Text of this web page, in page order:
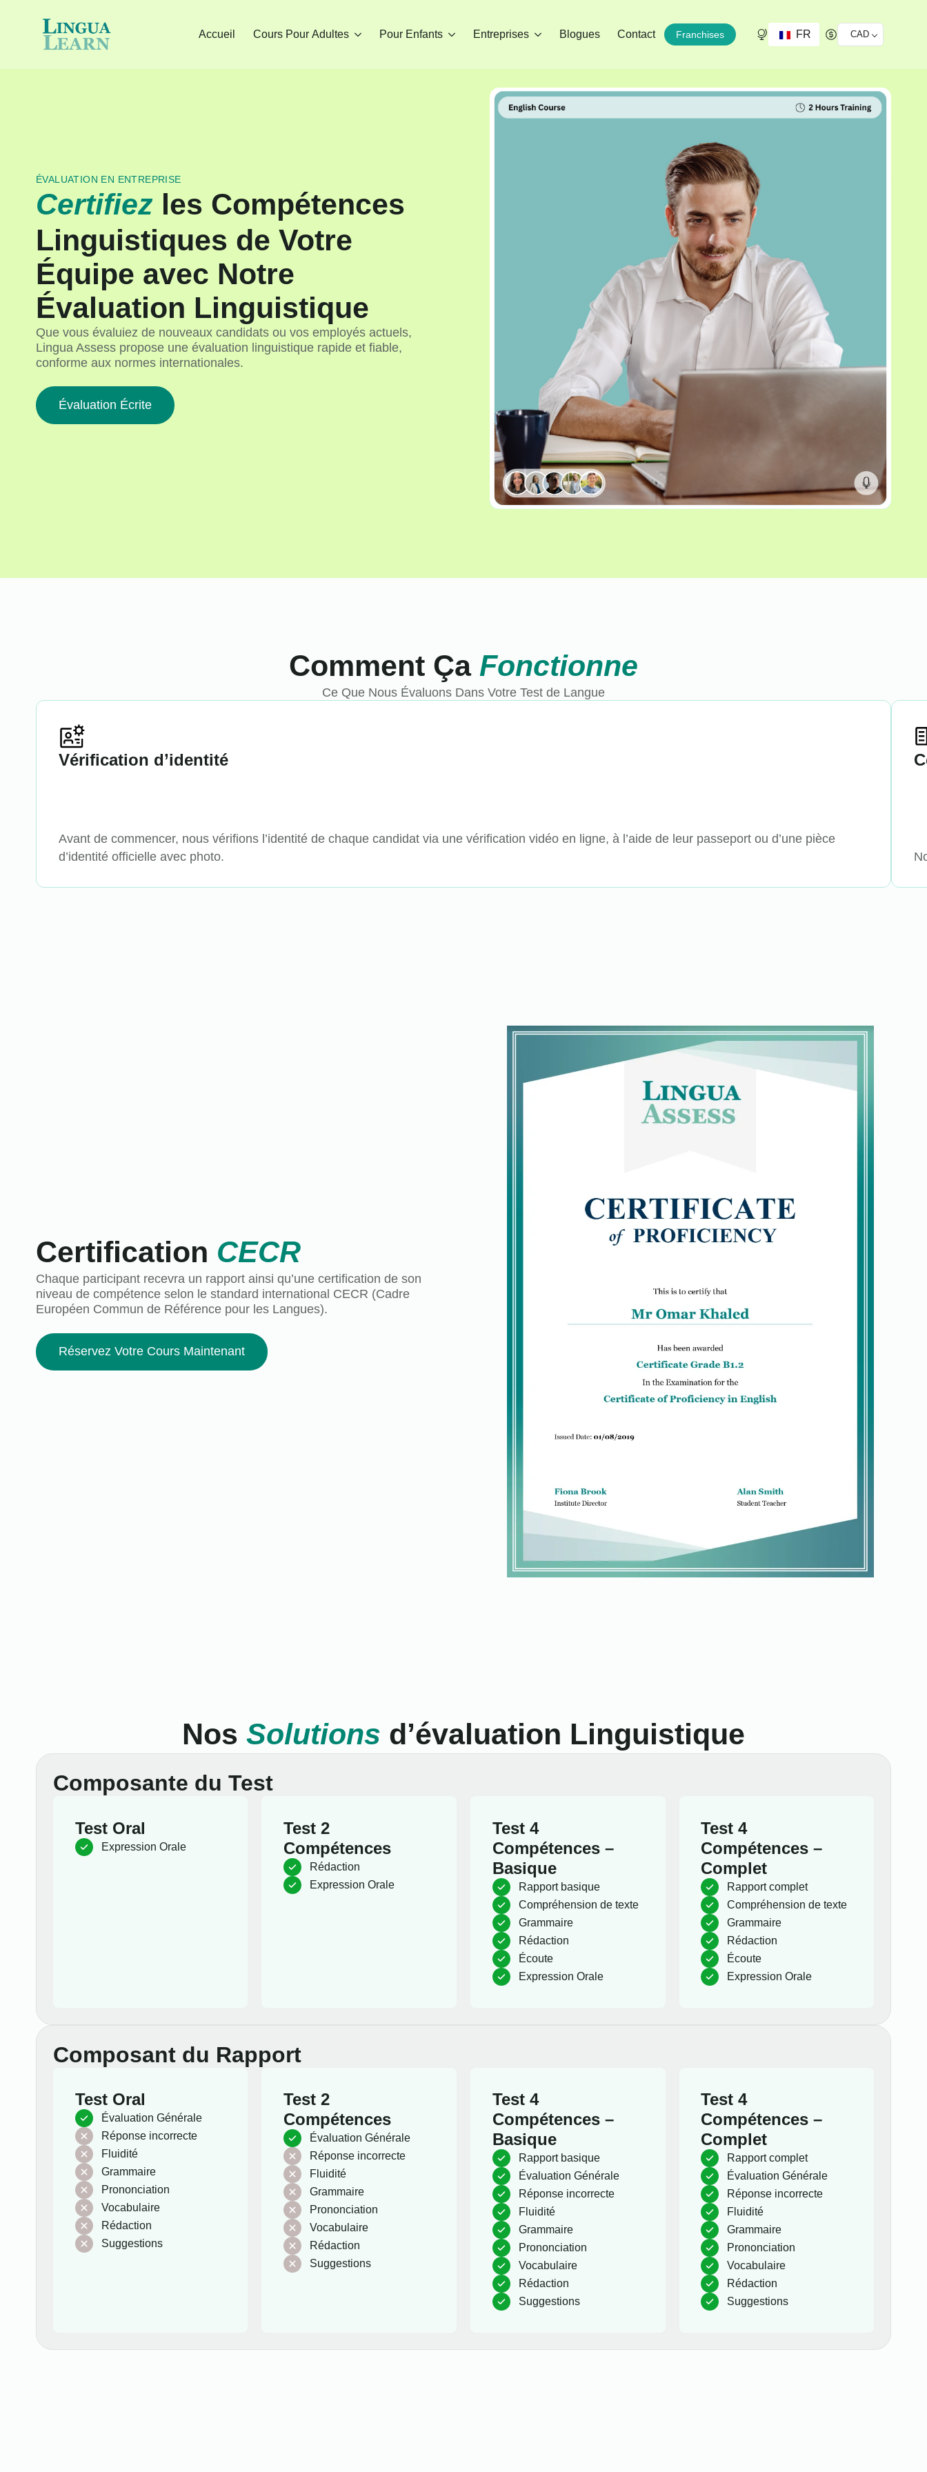
Accueil Cours Pour Adultes Pour Enfants Entreprises Blogues Contact Franchises FR CAD
ÉVALUATION EN ENTREPRISE
Certifiez les Compétences
Linguistiques de Votre
Équipe avec Notre
Évaluation Linguistique
Que vous évaluiez de nouveaux candidats ou vos employés actuels,
Lingua Assess propose une évaluation linguistique rapide et fiable,
conforme aux normes internationales.
Évaluation Écrite
Comment Ça Fonctionne
Ce Que Nous Évaluons Dans Votre Test de Langue
Vérification d’identité
Avant de commencer, nous vérifions l’identité de chaque candidat via une vérification vidéo en ligne, à l’aide de leur passeport ou d’une pièce
d’identité officielle avec photo.
Certification CECR
Chaque participant recevra un rapport ainsi qu’une certification de son
niveau de compétence selon le standard international CECR (Cadre
Européen Commun de Référence pour les Langues).
Réservez Votre Cours Maintenant
Nos Solutions d’évaluation Linguistique
Composante du Test
Test Oral
Expression Orale
Test 2
Compétences
Rédaction
Expression Orale
Test 4
Compétences –
Basique
Rapport basique
Compréhension de texte
Grammaire
Rédaction
Écoute
Expression Orale
Test 4
Compétences –
Complet
Rapport complet
Compréhension de texte
Grammaire
Rédaction
Écoute
Expression Orale
Composant du Rapport
Test Oral
Évaluation Générale
Réponse incorrecte
Fluidité
Grammaire
Prononciation
Vocabulaire
Rédaction
Suggestions
Test 2
Compétences
Évaluation Générale
Réponse incorrecte
Fluidité
Grammaire
Prononciation
Vocabulaire
Rédaction
Suggestions
Test 4
Compétences –
Basique
Rapport basique
Évaluation Générale
Réponse incorrecte
Fluidité
Grammaire
Prononciation
Vocabulaire
Rédaction
Suggestions
Test 4
Compétences –
Complet
Rapport complet
Évaluation Générale
Réponse incorrecte
Fluidité
Grammaire
Prononciation
Vocabulaire
Rédaction
Suggestions